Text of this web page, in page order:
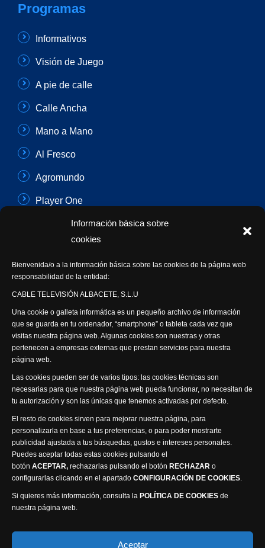
Información básica sobre
cookies
Bienvenida/o a la información básica sobre las cookies de la página web
responsabilidad de la entidad:
CABLE TELEVISIÓN ALBACETE, S.L.U
Una cookie o galleta informática es un pequeño archivo de información
que se guarda en tu ordenador, “smartphone” o tableta cada vez que
visitas nuestra página web. Algunas cookies son nuestras y otras
pertenecen a empresas externas que prestan servicios para nuestra
página web.
Las cookies pueden ser de varios tipos: las cookies técnicas son
necesarias para que nuestra página web pueda funcionar, no necesitan de
tu autorización y son las únicas que tenemos activadas por defecto.
El resto de cookies sirven para mejorar nuestra página, para
personalizarla en base a tus preferencias, o para poder mostrarte
publicidad ajustada a tus búsquedas, gustos e intereses personales.
Puedes aceptar todas estas cookies pulsando el
botón ACEPTAR, rechazarlas pulsando el botón RECHAZAR o
configurarlas clicando en el apartado CONFIGURACIÓN DE COOKIES.
Si quieres más información, consulta la POLÍTICA DE COOKIES de
nuestra página web.
Aceptar
Programas
Informativos
Visión de Juego
A pie de calle
Calle Ancha
Mano a Mano
Al Fresco
Agromundo
Player One
Con Sentido Común
Actualidad Semanal
Síguenos
Visita nuestra productora
Política de privacidad
Política de cookies
Accesibilidad
Compromiso con la protección de datos personales
Visión Seis Televisión © 2014 Parque Empresarial